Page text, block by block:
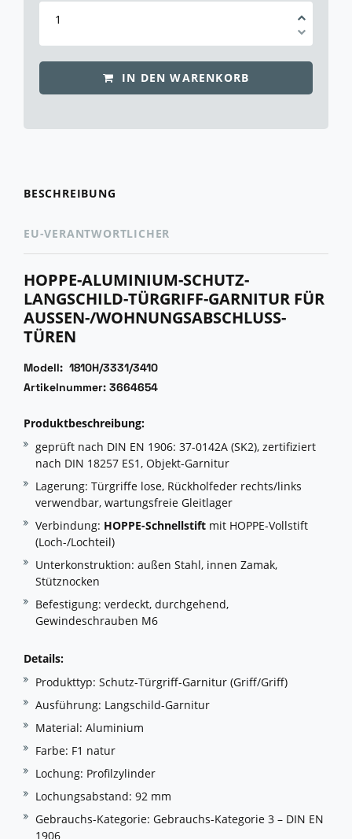
IN DEN WARENKORB
BESCHREIBUNG
EU-VERANTWORTLICHER
HOPPE-ALUMINIUM-SCHUTZ-
LANGSCHILD-TÜRGRIFF-GARNITUR FÜR
AUSSEN-/WOHNUNGSABSCHLUSS-T
ÜREN
Modell: 1810H/3331/3410
Artikelnummer: 3664654
Produktbeschreibung:
geprüft nach DIN EN 1906: 37-0142A (SK2), zertifiziert
nach DIN 18257 ES1, Objekt-Garnitur
Lagerung: Türgriffe lose, Rückholfeder rechts/links
verwendbar, wartungsfreie Gleitlager
Verbindung: HOPPE-Schnellstift mit HOPPE-Vollstift
(Loch-/Lochteil)
Unterkonstruktion: außen Stahl, innen Zamak,
Stütznocken
Befestigung: verdeckt, durchgehend,
Gewindeschrauben M6
Details:
Produkttyp: Schutz-Türgriff-Garnitur (Griff/Griff)
Ausführung: Langschild-Garnitur
Material: Aluminium
Farbe: F1 natur
Lochung: Profilzylinder
Lochungsabstand: 92 mm
Gebrauchs-Kategorie: Gebrauchs-Kategorie 3 – DIN EN
1906